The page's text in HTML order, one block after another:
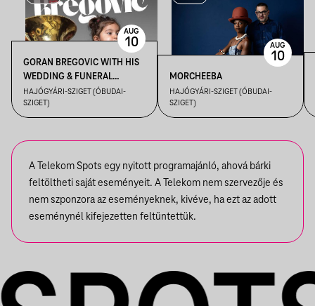
GORAN BREGOVIC WITH HIS
WEDDING & FUNERAL
ORCHESTRA
HAJÓGYÁRI-SZIGET (ÓBUDAI-
SZIGET)
AUG
10
MORCHEEBA
HAJÓGYÁRI-SZIGET (ÓBUDAI-
SZIGET)
AUG
10
A Telekom Spots egy nyitott programajánló, ahová bárki
feltöltheti saját eseményeit. A Telekom nem szervezője és
nem szponzora az eseményeknek, kivéve, ha ezt az adott
eseménynél kifejezetten feltüntettük.